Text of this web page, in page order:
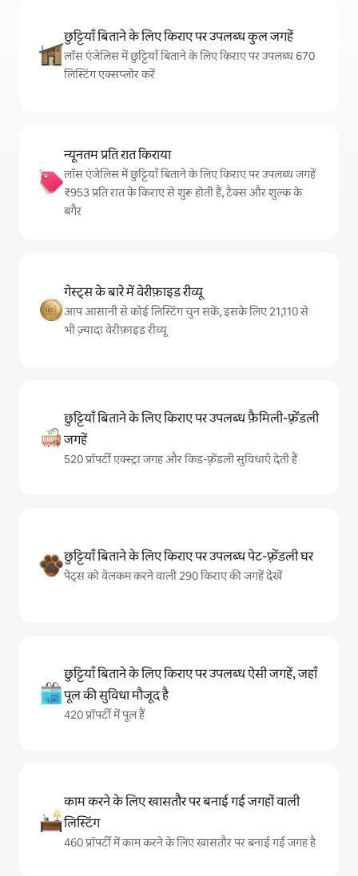
छुट्टियाँ बिताने के लिए किराए पर उपलब्ध कुल जगहें
लॉस एंजेलिस में छुट्टियाँ बिताने के लिए किराए पर उपलब्ध 670
लिस्टिंग एक्सप्लोर करें
न्यूनतम प्रति रात किराया
लॉस एंजेलिस में छुट्टियाँ बिताने के लिए किराए पर उपलब्ध जगहें
₹953 प्रति रात के किराए से शुरू होती हैं, टैक्स और शुल्क के
बगैर
गेस्ट्स के बारे में वेरीफ़ाइड रीव्यू
आप आसानी से कोई लिस्टिंग चुन सकें, इसके लिए 21,110 से
भी ज़्यादा वेरीफ़ाइड रीव्यू
छुट्टियाँ बिताने के लिए किराए पर उपलब्ध फ़ैमिली-फ़्रेंडली
जगहें
520 प्रॉपर्टी एक्स्ट्रा जगह और किड-फ़्रेंडली सुविधाएँ देती हैं
छुट्टियाँ बिताने के लिए किराए पर उपलब्ध पेट-फ़्रेंडली घर
पेट्स को वेलकम करने वाली 290 किराए की जगहें देखें
छुट्टियाँ बिताने के लिए किराए पर उपलब्ध ऐसी जगहें, जहाँ
पूल की सुविधा मौजूद है
420 प्रॉपर्टी में पूल हैं
काम करने के लिए खासतौर पर बनाई गई जगहों वाली
लिस्टिंग
460 प्रॉपर्टी में काम करने के लिए खासतौर पर बनाई गई जगह है